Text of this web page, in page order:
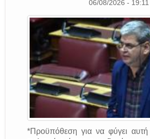
06/08/2026 - 19:11
*Προϋπόθεση για να φύγει